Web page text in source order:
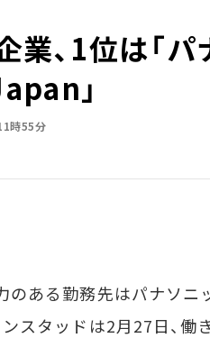
業、1位は「
」
時55分
ある勤務先はパナソニ
ンスタッドは2月27日、